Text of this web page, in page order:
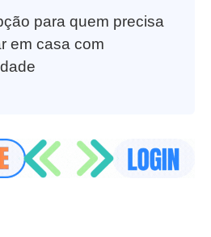
para quem precisa
em casa com